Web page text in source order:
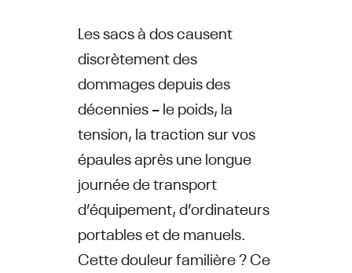
Les sacs à dos causent
discrètement des
dommages depuis des
décennies – le poids, la
tension, la traction sur vos
épaules après une longue
journée de transport
d’équipement, d’ordinateurs
portables et de manuels.
Cette douleur familière ? Ce